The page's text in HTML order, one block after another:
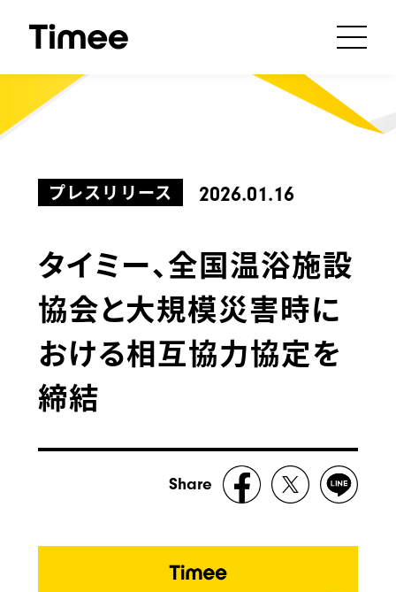
プレスリリース 2026.01.16
Share
タイミー、全国温浴施設
協会と大規模災害時に
おける相互協力協定を
締結